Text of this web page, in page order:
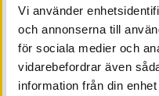
Vi använder
och annonserna till
för sociala medier och
vidarebefordrar även
information från din
Alpina Vinglas 37cl 6-
pack
Nuvarande pris:
179 krTidigare pris: 259 kr
179 kr 259 kr
I lager, levereras inom 1-2